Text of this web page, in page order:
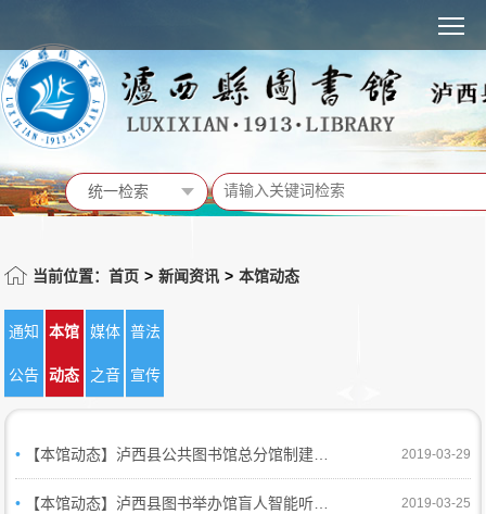
统一检索
馆藏书目
活动预告
当前位置：首页 > 新闻资讯 > 本馆动态
通知
公告
本馆
动态
媒体
之音
普法
宣传
• 【本馆动态】泸西县公共图书馆总分馆制建设经验在全省交流推广 2019-03-29
• 【本馆动态】泸西县图书举办馆盲人智能听书机使用培训暨发放仪式 2019-03-25